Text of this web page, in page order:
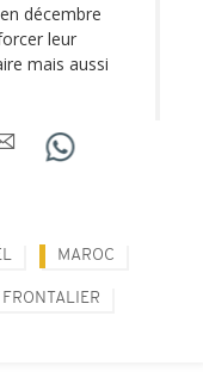
en décembre
leur
mais aussi
MAROC